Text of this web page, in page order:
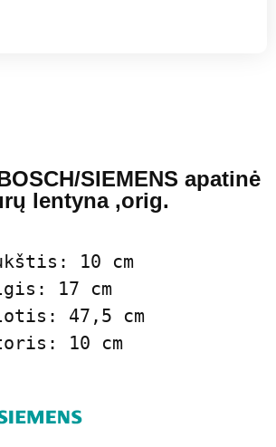
SIEMENS apatinė
lentyna ,orig.
10 cm
17 cm
47,5 cm
10 cm